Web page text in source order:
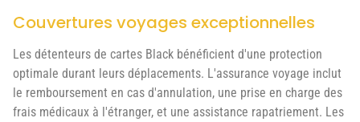
Couvertures voyages exceptionnelles
Les détenteurs de cartes Black bénéficient d'une protection
optimale durant leurs déplacements. L'assurance voyage inclut
le remboursement en cas d'annulation, une prise en charge des
frais médicaux à l'étranger, et une assistance rapatriement. Les